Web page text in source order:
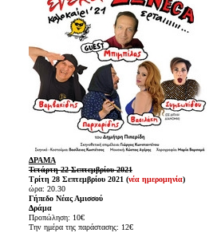
ΔΡΑΜΑ
Τετάρτη 22 Σεπτεμβρίου 2021
Τρίτη 28 Σεπτεμβρίου 2021 (νέα ημερομηνία)
ώρα: 20.30
Γήπεδο Νέας Αμισσού
Δράμα
Προπώληση: 10€
Την ημέρα της παράστασης: 12€